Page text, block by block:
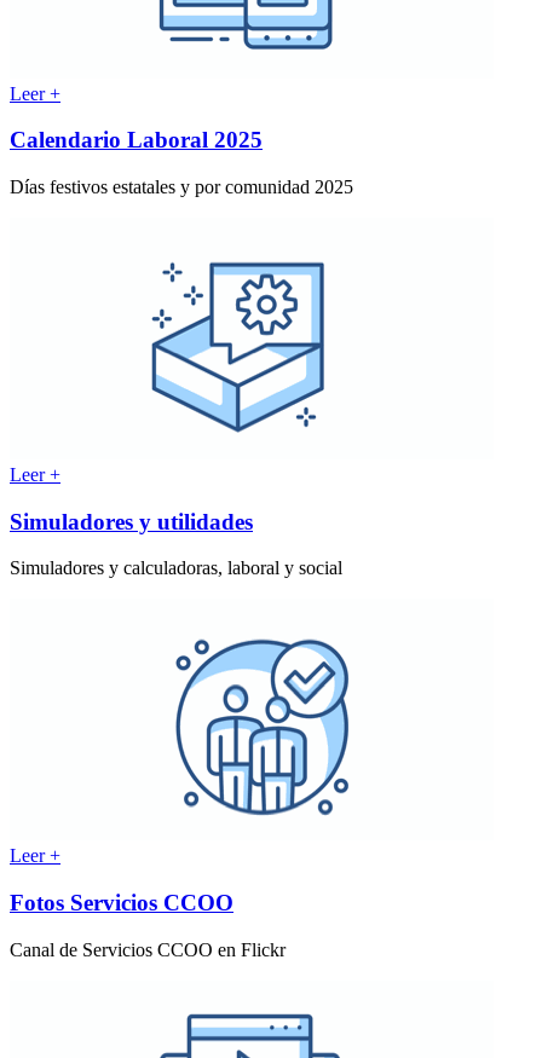
Leer +
Calendario Laboral 2025
Días festivos estatales y por comunidad 2025
Leer +
Simuladores y utilidades
Simuladores y calculadoras, laboral y social
Leer +
Fotos Servicios CCOO
Canal de Servicios CCOO en Flickr